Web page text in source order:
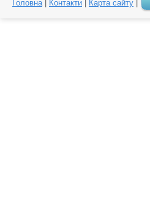
Головна| Контакти Карта сайту